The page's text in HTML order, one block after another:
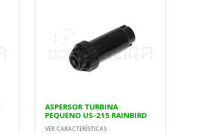
ASPERSOR TURBINA
PEQUENO US-215 RAINBIRD
VER CARACTERÍSTICAS